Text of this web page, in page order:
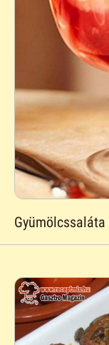
Gyümölcssaláta